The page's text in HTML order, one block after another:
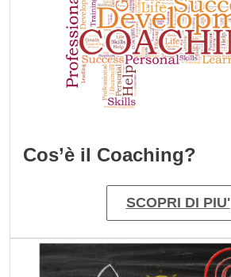
Cos’è il Coaching?
SCOPRI DI PIU'
Immagine